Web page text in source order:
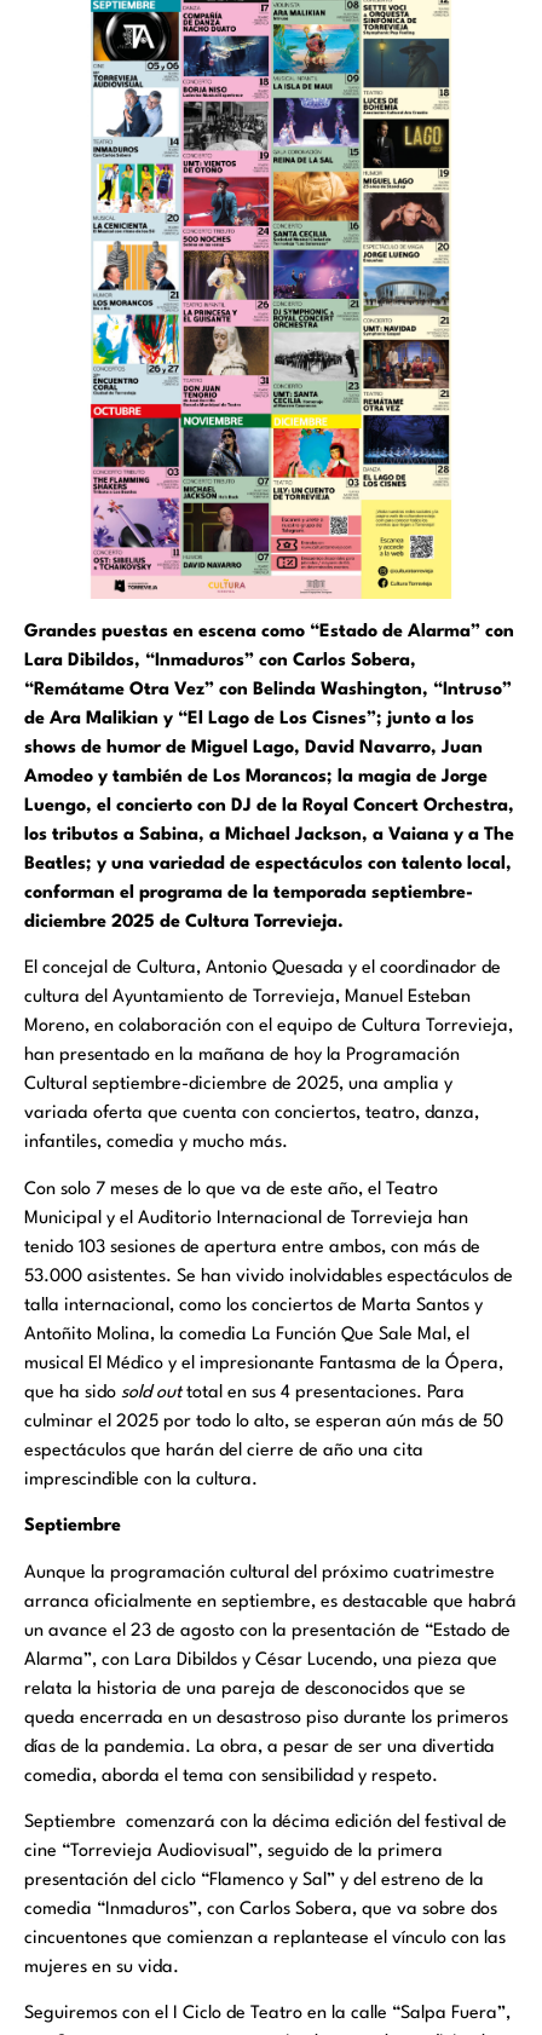
Grandes puestas en escena como “Estado de Alarma” con
Lara Dibildos, “Inmaduros” con Carlos Sobera,
“Remátame Otra Vez” con Belinda Washington, “Intruso”
de Ara Malikian y “El Lago de Los Cisnes”; junto a los
shows de humor de Miguel Lago, David Navarro, Juan
Amodeo y también de Los Morancos; la magia de Jorge
Luengo, el concierto con DJ de la Royal Concert Orchestra,
los tributos a Sabina, a Michael Jackson, a Vaiana y a The
Beatles; y una variedad de espectáculos con talento local,
conforman el programa de la temporada septiembre-
diciembre 2025 de Cultura Torrevieja.
El concejal de Cultura, Antonio Quesada y el coordinador de
cultura del Ayuntamiento de Torrevieja, Manuel Esteban
Moreno, en colaboración con el equipo de Cultura Torrevieja,
han presentado en la mañana de hoy la Programación
Cultural septiembre-diciembre de 2025, una amplia y
variada oferta que cuenta con conciertos, teatro, danza,
infantiles, comedia y mucho más.
Con solo 7 meses de lo que va de este año, el Teatro
Municipal y el Auditorio Internacional de Torrevieja han
tenido 103 sesiones de apertura entre ambos, con más de
53.000 asistentes. Se han vivido inolvidables espectáculos de
talla internacional, como los conciertos de Marta Santos y
Antoñito Molina, la comedia La Función Que Sale Mal, el
musical El Médico y el impresionante Fantasma de la Ópera,
que ha sido sold outtotal en sus 4 presentaciones. Para
culminar el 2025 por todo lo alto, se esperan aún más de 50
espectáculos que harán del cierre de año una cita
imprescindible con la cultura.
Septiembre
Aunque la programación cultural del próximo cuatrimestre
arranca oficialmente en septiembre, es destacable que habrá
un avance el 23 de agosto con la presentación de “Estado de
Alarma”, con Lara Dibildos y César Lucendo, una pieza que
relata la historia de una pareja de desconocidos que se
queda encerrada en un desastroso piso durante los primeros
días de la pandemia. La obra, a pesar de ser una divertida
comedia, aborda el tema con sensibilidad y respeto.
Septiembre comenzará con la décima edición del festival de
cine “Torrevieja Audiovisual”, seguido de la primera
presentación del ciclo “Flamenco y Sal” y del estreno de la
comedia “Inmaduros”, con Carlos Sobera, que va sobre dos
cincuentones que comienzan a replantease el vínculo con las
mujeres en su vida.
Seguiremos con el I Ciclo de Teatro en la calle “Salpa Fuera”,